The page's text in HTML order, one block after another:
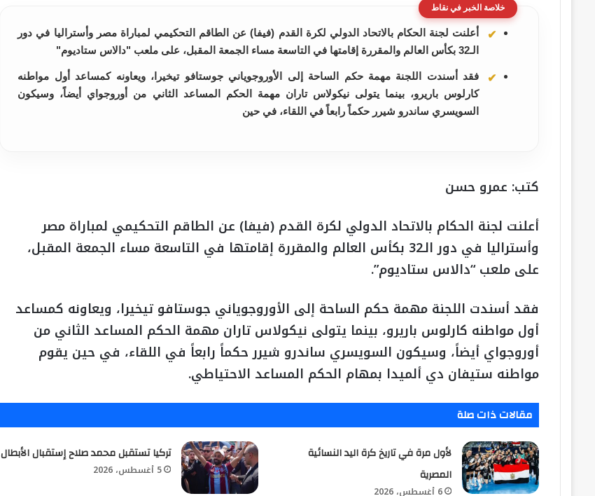
خلاصة الخبر في نقاط
أعلنت لجنة الحكام بالاتحاد الدولي لكرة القدم (فيفا) عن الطاقم التحكيمي لمباراة مصر وأستراليا في دور
الـ32 بكأس العالم والمقررة إقامتها في التاسعة مساء الجمعة المقبل، على ملعب "دالاس ستاديوم"
فقد أسندت اللجنة مهمة حكم الساحة إلى الأوروجوياني جوستافو تيخيرا، ويعاونه كمساعد أول مواطنه
كارلوس باريرو، بينما يتولى نيكولاس تاران مهمة الحكم المساعد الثاني من أوروجواي أيضاً، وسيكون
السويسري ساندرو شيرر حكماً رابعاً في اللقاء، في حين
كتب: عمرو حسن
أعلنت لجنة الحكام بالاتحاد الدولي لكرة القدم (فيفا) عن الطاقم التحكيمي لمباراة مصر
وأستراليا في دور الـ32 بكأس العالم والمقررة إقامتها في التاسعة مساء الجمعة المقبل،
على ملعب “دالاس ستاديوم”.
فقد أسندت اللجنة مهمة حكم الساحة إلى الأوروجوياني جوستافو تيخيرا، ويعاونه كمساعد
أول مواطنه كارلوس باريرو، بينما يتولى نيكولاس تاران مهمة الحكم المساعد الثاني من
أوروجواي أيضاً، وسيكون السويسري ساندرو شيرر حكماً رابعاً في اللقاء، في حين يقوم
مواطنه ستيفان دي ألميدا بمهام الحكم المساعد الاحتياطي.
مقالات ذات صلة
لأول مرة في تاريخ كرة اليد النسائية
المصرية
6 أغسطس، 2026
تركيا تستقبل محمد صلاح إستقبال الأبطال
5 أغسطس، 2026